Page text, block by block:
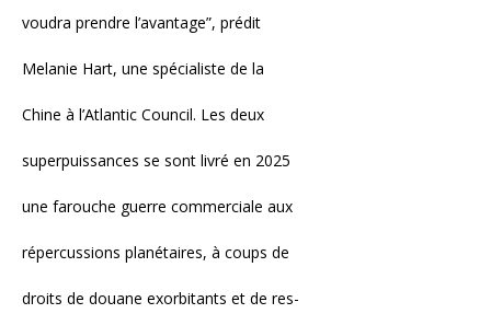
voudra prendre l’avantage”, prédit
Melanie Hart, une spécialiste de la
Chine à l’Atlantic Council. Les deux
superpuissances se sont livré en 2025
une farouche guerre commerciale aux
répercussions planétaires, à coups de
droits de douane exorbitants et de res-